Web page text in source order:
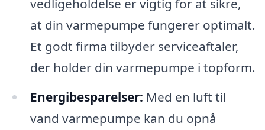
vedligeholdelse er vigtig for at sikre,
at din varmepumpe fungerer optimalt.
Et godt firma tilbyder serviceaftaler,
der holder din varmepumpe i topform.
Energibesparelser: Med en luft til
vand varmepumpe kan du opnå